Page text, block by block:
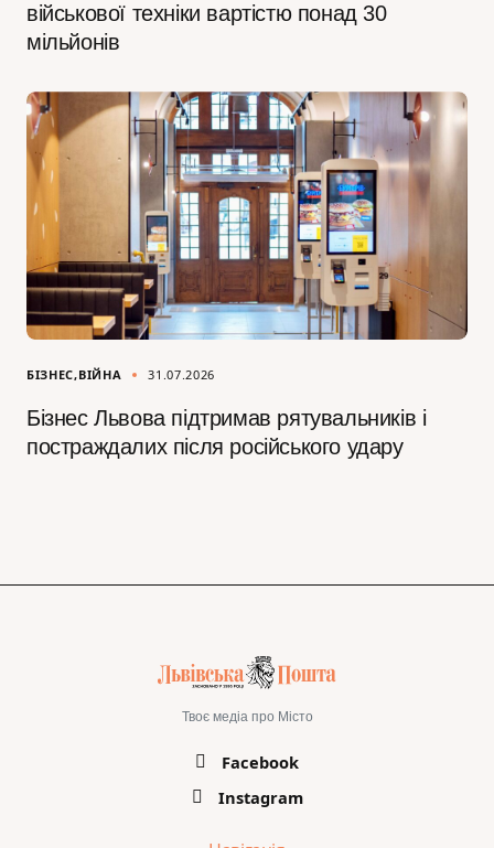
військової техніки вартістю понад 30
мільйонів
БІЗНЕС ВІЙНА 31.07.2026
Бізнес Львова підтримав рятувальників і
постраждалих після російського удару
Твоє медіа про Місто
Facebook
Instagram